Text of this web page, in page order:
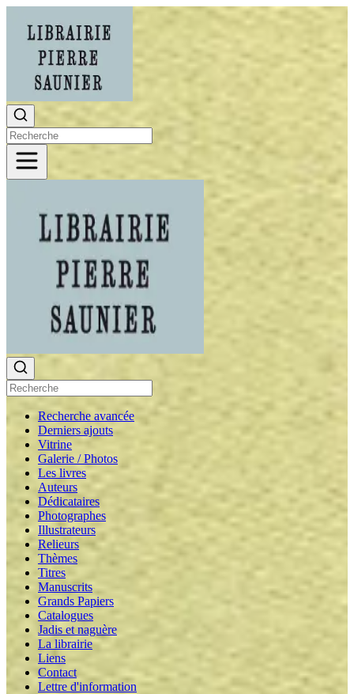
Recherche avancée
Derniers ajouts
Vitrine
Galerie / Photos
Les livres
Auteurs
Dédicataires
Photographes
Illustrateurs
Relieurs
Thèmes
Titres
Manuscrits
Grands Papiers
Catalogues
Jadis et naguère
La librairie
Liens
Contact
Lettre d'information